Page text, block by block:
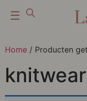
☰
Home / Producten